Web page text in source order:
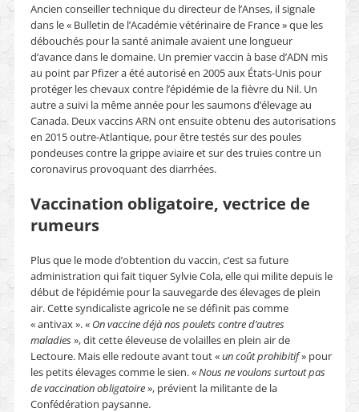
Ancien conseiller technique du directeur de l’Anses, il signale
dans le « Bulletin de l’Académie vétérinaire de France » que les
débouchés pour la santé animale avaient une longueur
d’avance dans le domaine. Un premier vaccin à base d’ADN mis
au point par Pfizer a été autorisé en 2005 aux États-Unis pour
protéger les chevaux contre l’épidémie de la fièvre du Nil. Un
autre a suivi la même année pour les saumons d’élevage au
Canada. Deux vaccins ARN ont ensuite obtenu des autorisations
en 2015 outre-Atlantique, pour être testés sur des poules
pondeuses contre la grippe aviaire et sur des truies contre un
coronavirus provoquant des diarrhées.
Vaccination obligatoire, vectrice de
rumeurs
Plus que le mode d’obtention du vaccin, c’est sa future
administration qui fait tiquer Sylvie Cola, elle qui milite depuis le
début de l’épidémie pour la sauvegarde des élevages de plein
air. Cette syndicaliste agricole ne se définit pas comme
« antivax ». « On vaccine déjà nos poulets contre d’autres
maladies», dit cette éleveuse de volailles en plein air de
Lectoure. Mais elle redoute avant tout «un coût prohibitif» pour
les petits élevages comme le sien. «Nous ne voulons surtout pas
de vaccination obligatoire», prévient la militante de la
Confédération paysanne.